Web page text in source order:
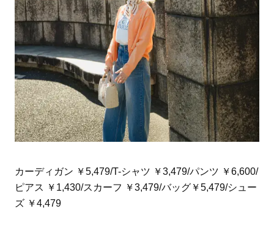
カーディガン ￥5,479/T-シャツ ￥3,479/パンツ ￥6,600/
ピアス ￥1,430/スカーフ ￥3,479/バッグ￥5,479/シュー
ズ ￥4,479